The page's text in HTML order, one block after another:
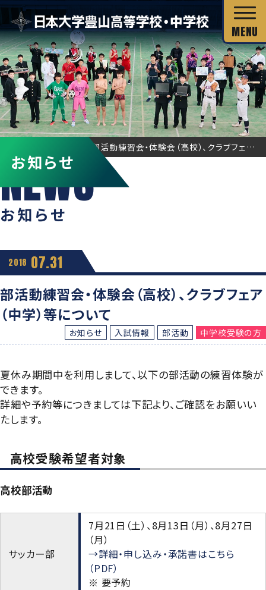
校長あいさつ
教育目標
スクール・ミッション
沿革・校歌
施設・設備
数字で見る豊山
独自の教育システム
グローバル教育
カリキュラム・シラバス
年間行事
制服紹介
部活動
豊山生の一日
生徒座談会
学則
教科の特長
グローバル教育
進学コース
特進コース
年間行事
制服紹介
部活動
キャリア教育
進路指導
進学実績
合格者インタビュー
進路新聞Compass
活躍するOB
お知らせ
部活動練習会・体験会（高校）、クラブフェア（中学）等について
お知らせ
2018 07.31
部活動練習会・体験会（高校）、クラブフェア
（中学）等について
お知らせ 入試情報 部活動 中学校受験の方
夏休み期間中を利用しまして、以下の部活動の練習体験が
できます。
詳細や予約等につきましては下記より、ご確認をお願いい
たします。
高校受験希望者対象
高校部活動
サッカー部
7月21日（土）、8月13日（月）、8月27日
（月）
→詳細・申し込み・承諾書はこちら
（PDF）
※ 要予約